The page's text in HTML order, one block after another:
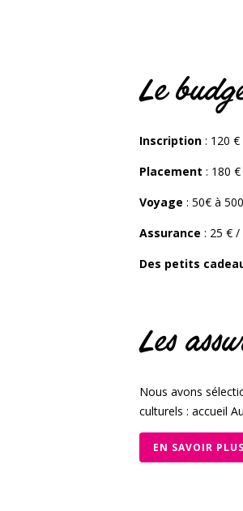
Le
Inscription : 120 €
Placement : 180 €
Voyage : 50€ à
Assurance : 25 €
Des petits
Les
Nous avons
culturels : accueil
EN SAVOIR PLUS